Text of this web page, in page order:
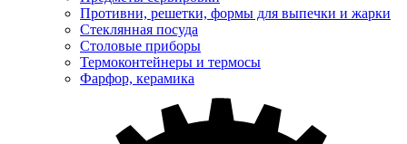
Противни, решетки, формы для выпечки и жарки
Стеклянная посуда
Столовые приборы
Термоконтейнеры и термосы
Фарфор, керамика